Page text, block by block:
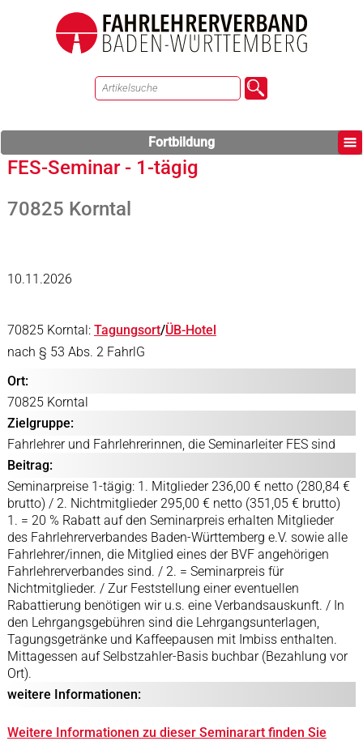
Fortbildung
FES-Seminar - 1-tägig
70825 Korntal
10.11.2026
70825 Korntal: Tagungsort/ÜB-Hotel
nach § 53 Abs. 2 FahrlG
Ort:
70825 Korntal
Zielgruppe:
Fahrlehrer und Fahrlehrerinnen, die Seminarleiter FES sind
Beitrag:
Seminarpreise 1-tägig: 1. Mitglieder 236,00 € netto (280,84 €
brutto) / 2. Nichtmitglieder 295,00 € netto (351,05 € brutto)
1. = 20 % Rabatt auf den Seminarpreis erhalten Mitglieder
des Fahrlehrerverbandes Baden-Württemberg e.V. sowie alle
Fahrlehrer/innen, die Mitglied eines der BVF angehörigen
Fahrlehrerverbandes sind. / 2. = Seminarpreis für
Nichtmitglieder. / Zur Feststellung einer eventuellen
Rabattierung benötigen wir u.s. eine Verbandsauskunft. / In
den Lehrgangsgebühren sind die Lehrgangsunterlagen,
Tagungsgetränke und Kaffeepausen mit Imbiss enthalten.
Mittagessen auf Selbstzahler-Basis buchbar (Bezahlung vor
Ort).
weitere Informationen:
Weitere Informationen zu dieser Seminarart finden Sie